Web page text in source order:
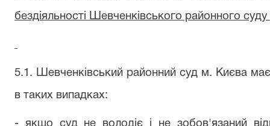
бездіяльності Шевченківського районного
5.1. Шевченківський районний суд м. Києва
в таких випадках:
- якщо суд не володіє і не зобов'язаний